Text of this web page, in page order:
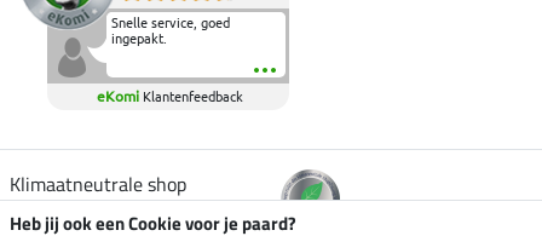
Snelle service, goed
ingepakt.
eKomi Klantenfeedback
Klimaatneutrale shop
Heb jij ook een Cookie voor je paard?